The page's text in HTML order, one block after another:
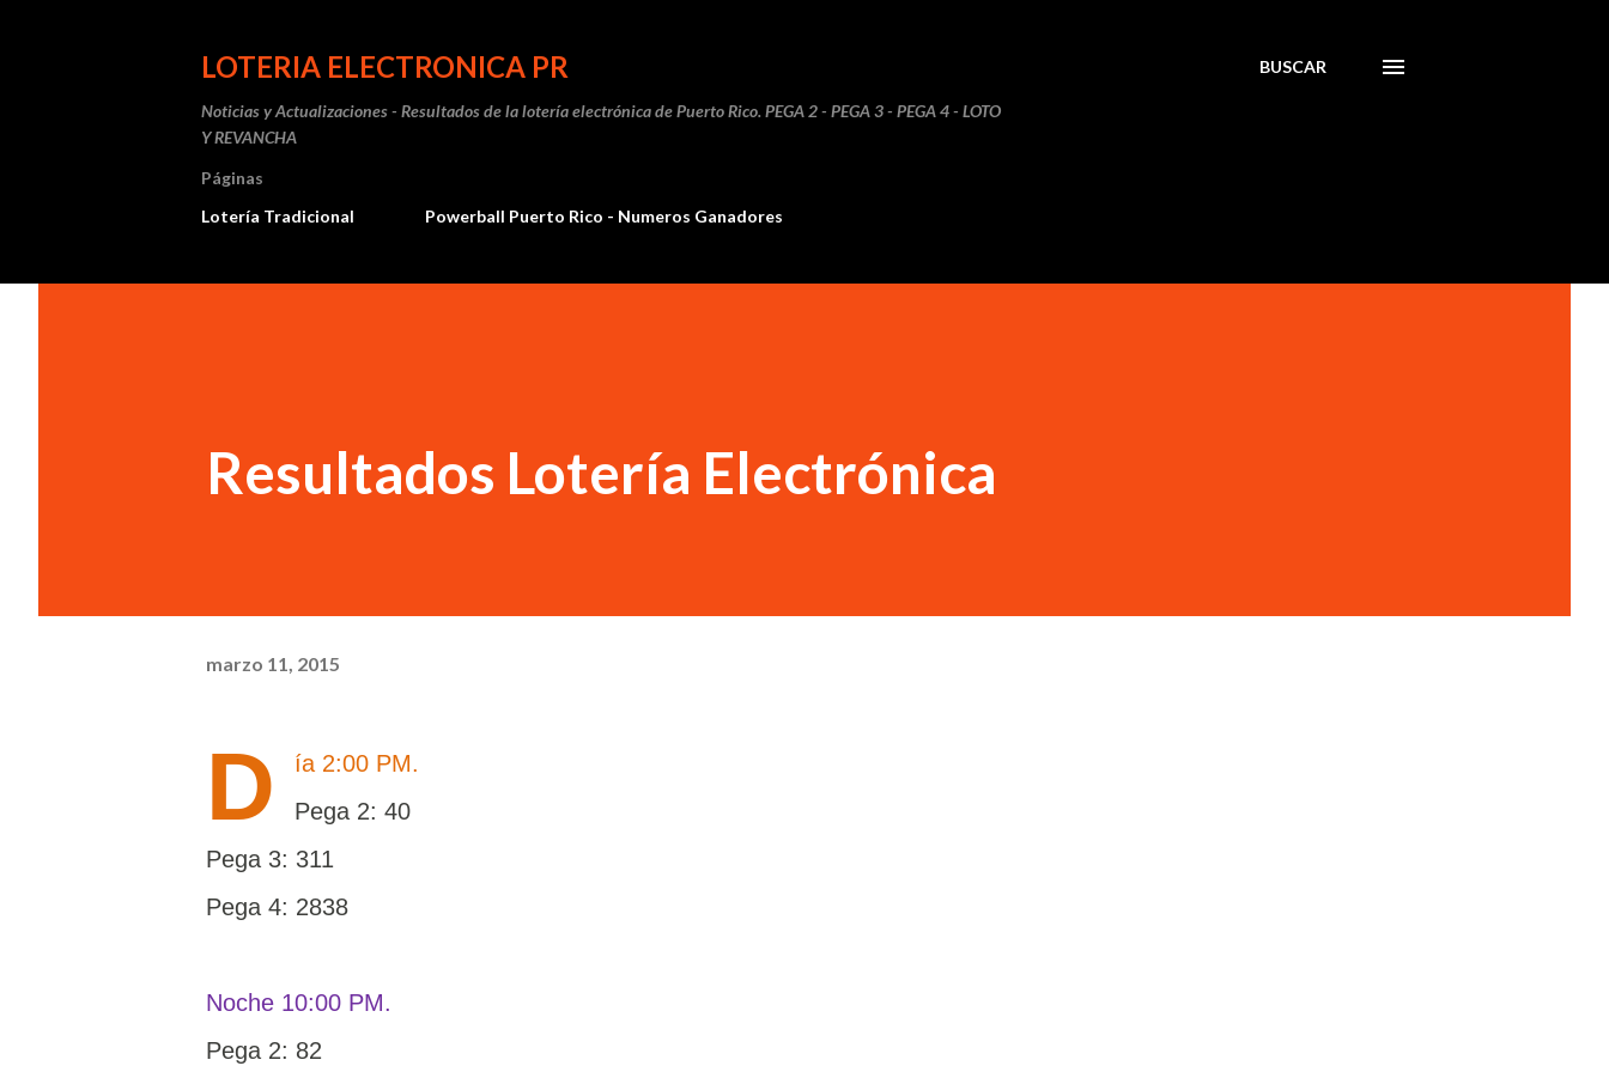
LOTERIA ELECTRONICA PR
Noticias y Actualizaciones - Resultados de la lotería electrónica de Puerto Rico. PEGA 2 - PEGA 3 - PEGA 4 - LOTO
Y REVANCHA
BUSCAR
Páginas
Lotería Tradicional
Powerball Puerto Rico - Numeros Ganadores
Resultados Lotería Electrónica
marzo 11, 2015
D
ía 2:00 PM.
Pega 2: 40
Pega 3: 311
Pega 4: 2838
Noche 10:00 PM.
Pega 2: 82